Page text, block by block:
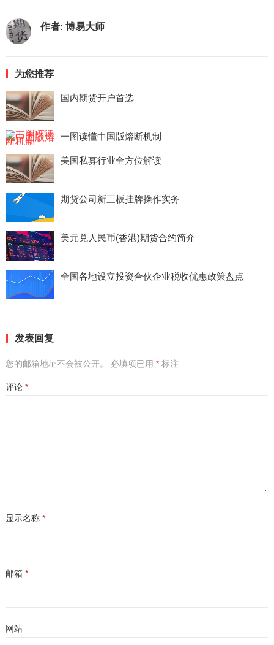
作者: 博易大师
为您推荐
国内期货开户首选
一图读懂中国版熔断机制
美国私募行业全方位解读
期货公司新三板挂牌操作实务
美元兑人民币(香港)期货合约简介
全国各地设立投资合伙企业税收优惠政策盘点
发表回复
您的邮箱地址不会被公开。 必填项已用 *标注
评论 *
显示名称 *
邮箱 *
网站